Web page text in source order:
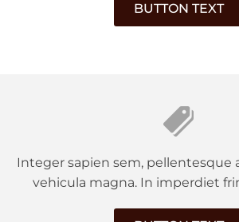
BUTTON TEXT
Integer sapien sem, pellentesque
vehicula magna. In imperdiet